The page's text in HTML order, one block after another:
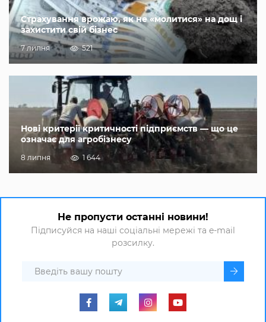
Страхування врожаю, як не «молитися» на дощ і
захистити свій бізнес
7 липня 521
Нові критерії критичності підприємств — що це
означає для агробізнесу
8 липня 1 644
Не пропусти останні новини!
Підписуйся на наші соціальні мережі та e-mail
розсилку.